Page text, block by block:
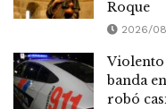
Roque
2026/
Violento
banda
robó